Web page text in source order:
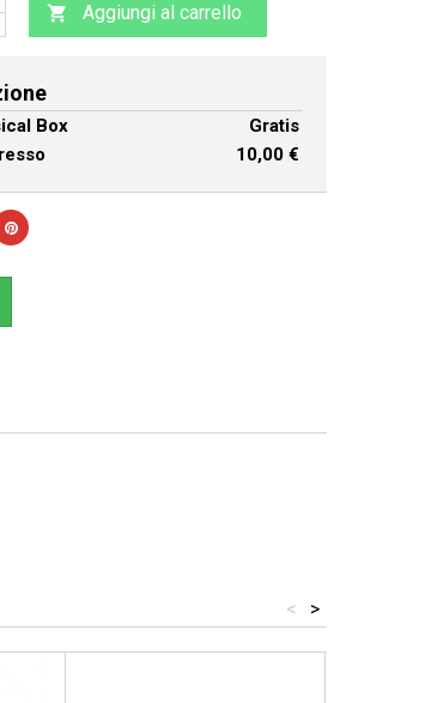
 Aggiungi al carrello
Box
Gratis
10,00 €
>
<